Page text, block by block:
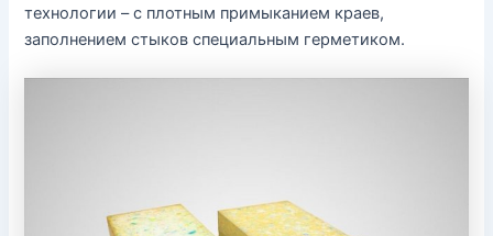
технологии – с плотным примыканием краев,
заполнением стыков специальным герметиком.